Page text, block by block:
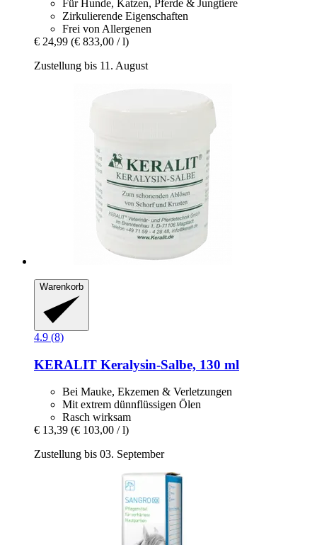
Für Hunde, Katzen, Pferde & Jungtiere
Zirkulierende Eigenschaften
Frei von Allergenen
€ 24,99 (€ 833,00 / l)
Zustellung bis 11. August
Warenkorb
4.9 (8)
KERALIT Keralysin-​Salbe, 130 ml
Bei Mauke, Ekzemen & Verletzungen
Mit extrem dünnflüssigen Ölen
Rasch wirksam
€ 13,39 (€ 103,00 / l)
Zustellung bis 03. September